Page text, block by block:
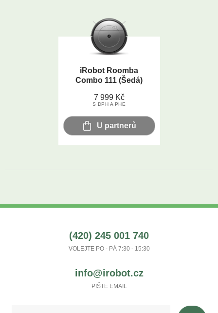
iRobot Roomba
Combo 111 (Šedá)
7 999 Kč
S DPH A PHE
U partnerů
(420) 245 001 740
VOLEJTE PO - PÁ 7:30 - 15:30
info@irobot.cz
PIŠTE EMAIL